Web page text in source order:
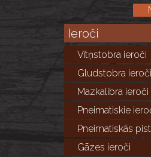
Ieroči
Vītņstobra ieroči
Gludstobra ieroči
Mazkalibra ieroči
Pneimatiskie
Pneimatiskās
Gāzes ieroči